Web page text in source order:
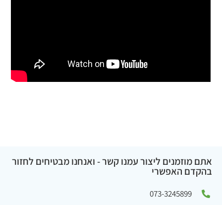
אתם מוזמנים ליצור עמנו קשר - ואנחנו מבטיחים לחזור
בהקדם האפשרי
073-3245899